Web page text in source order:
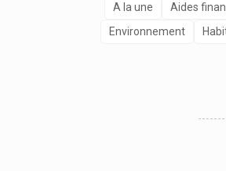
A la une Aides
Environnement